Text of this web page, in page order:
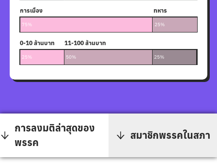
การเมือง ทหาร
75% 25%
0-10 ล้านบาท
11-100 ล้านบาท
101-1000 ล้านบาท
25% 50% 25%
การลงมติล่าสุดของ
พรรค
สมาชิกพรรคในสภา